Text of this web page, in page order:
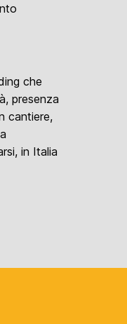
che
presenza
cantiere,
in Italia